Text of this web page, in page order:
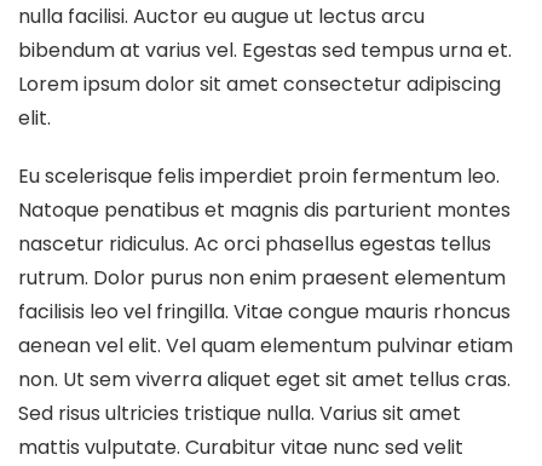
nulla facilisi. Auctor eu augue ut lectus arcu
bibendum at varius vel. Egestas sed tempus urna et.
Lorem ipsum dolor sit amet consectetur adipiscing
elit.
Eu scelerisque felis imperdiet proin fermentum leo.
Natoque penatibus et magnis dis parturient montes
nascetur ridiculus. Ac orci phasellus egestas tellus
rutrum. Dolor purus non enim praesent elementum
facilisis leo vel fringilla. Vitae congue mauris rhoncus
aenean vel elit. Vel quam elementum pulvinar etiam
non. Ut sem viverra aliquet eget sit amet tellus cras.
Sed risus ultricies tristique nulla. Varius sit amet
mattis vulputate. Curabitur vitae nunc sed velit